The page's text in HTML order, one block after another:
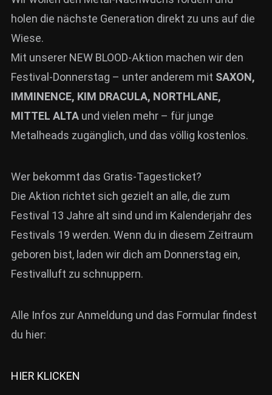
Rückblicke
Galerien
holen die nächste Generation direkt zu uns auf die
Wiese.
Mit unserer NEW BLOOD-Aktion machen wir den
Festival-Donnerstag – unter anderem mit SAXON,
IMMINENCE, KIM DRACULA, NORTHLANE,
MITTEL ALTA und vielen mehr – für junge
Metalheads zugänglich, und das völlig kostenlos.
Wer bekommt das Gratis-Tagesticket?
Die Aktion richtet sich gezielt an alle, die zum
Festival 13 Jahre alt sind und im Kalenderjahr des
Festivals 19 werden. Wenn du in diesem Zeitraum
geboren bist, laden wir dich am Donnerstag ein,
Festivalluft zu schnuppern.
Alle Infos zur Anmeldung und das Formular findest
du hier:
HIER KLICKEN